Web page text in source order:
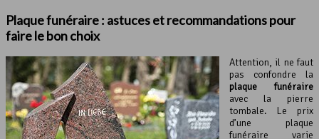
Plaque funéraire : astuces et recommandations pour
faire le bon choix
Attention, il ne faut
pas confondre la
plaque funéraire
avec la pierre
tombale. Le prix
d’une plaque
funéraire varie